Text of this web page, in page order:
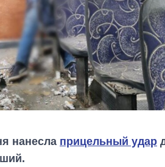
нанесла прицельный удар